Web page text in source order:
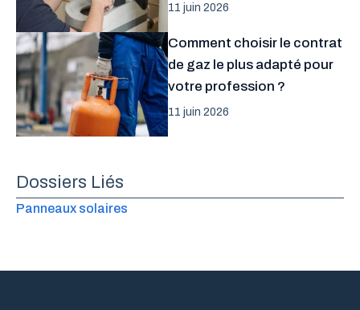
11 juin 2026
Comment choisir le contrat
de gaz le plus adapté pour
votre profession ?
11 juin 2026
Dossiers Liés
Panneaux solaires